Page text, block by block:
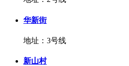
华新街
地址：3号线
新山村